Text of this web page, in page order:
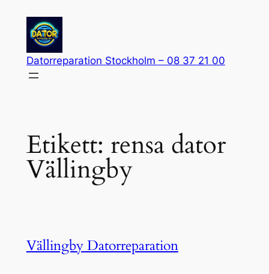
innehåll
Datorreparation Stockholm – 08 37 21 00
Etikett: rensa dator
Vällingby
Vällingby Datorreparation